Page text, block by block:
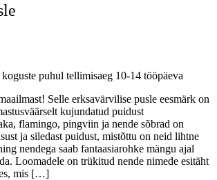
puhul tellimisaeg 10-14 tööpäeva
Selle erksavärvilise pusle eesmärk on
kujundatud puidust
flamingo, pingviin ja nende sõbrad on
ja siledast puidust, mistõttu on neid lihtne
nendega saab fantaasiarohke mängu ajal
Loomadele on trükitud nende nimede esitäht
mis […]